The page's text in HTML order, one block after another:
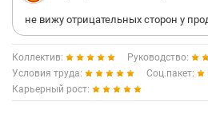
не вижу отрицательных сторон у
Коллектив:
Руководство:
Условия труда:
Соц.пакет:
Карьерный рост: